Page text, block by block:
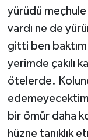
yürüdü
vardı ne de
gitti ben
yerimde çakılı
ötelerde.
bir ömür daha
hüzne tanıklık